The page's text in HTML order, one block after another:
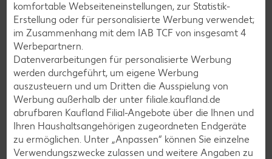
Eis-Rezepte
Pfannkuchen-Rezepte
Plätzchen-Rezepte
Smoothie-Rezepte
Bowle-Rezepte
Cocktail-Rezepte
Avocado-Rezepte
komfortable Webseiteneinstellungen, zur Statistik-
Erstellung oder für personalisierte Werbung verwendet;
im Zusammenhang mit dem IAB TCF von insgesamt 4
Werbepartnern.
Datenverarbeitungen für personalisierte Werbung
werden durchgeführt, um eigene Werbung
auszusteuern und um Dritten die Ausspielung von
Werbung außerhalb der unter filiale.kaufland.de
abrufbaren Kaufland Filial-Angebote über die Ihnen und
Ihren Haushaltsangehörigen zugeordneten Endgeräte
zu ermöglichen. Unter „Anpassen“ können Sie einzelne
Verwendungszwecke zulassen und weitere Angaben zu